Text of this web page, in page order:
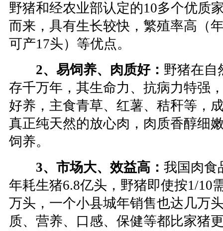
野猪和经农业部认定的10多个优质
而来，具有生长较快，繁殖率高（
可产17头）等优点。
2、易饲养、肉质好： 野猪在自
存千万年，其生命力、抗病力特强
好养，主食青草、红薯、秸秆等，
真正纯天然的放心肉，肉质香醇细
饲养。
3、市场大、效益高： 我国肉食
年耗生猪6.8亿头，野猪即使按1/10
万头，一个小县城年销售也达几万
质、营养、口感、保健等都比家猪